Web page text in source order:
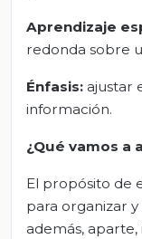
Aprendizaje
redonda sobre
Énfasis: ajustar
información.
¿Qué vamos a
El propósito de
para organizar
además,